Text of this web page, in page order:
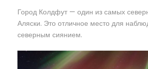
Город Колдфут — один из самых
Аляски. Это отличное место для
северным сиянием.